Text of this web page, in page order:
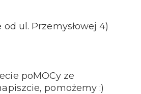
ul. Przemysłowej 4)
poMOCy ze
pomożemy :)